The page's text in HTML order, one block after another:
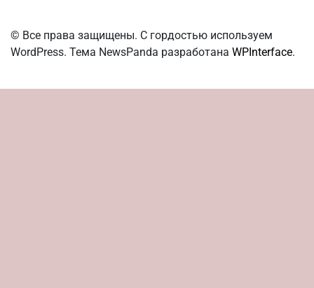
© Все права защищены. С гордостью используем
WordPress. Тема NewsPanda разработана WPInterface.